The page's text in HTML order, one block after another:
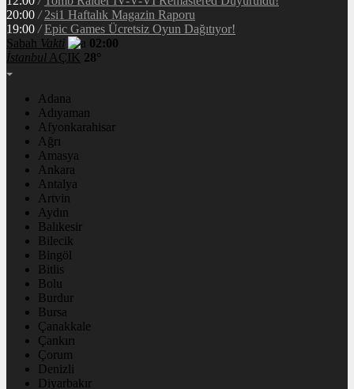
20:00 / 2si1 Haftalık Magazin Raporu
19:00 / Epic Games Ücretsiz Oyun Dağıtıyor!
Sabah Vakti
02:00
İstanbul AÇIK 28°
Adana
Adıyaman
Afyonkarahisar
Ağrı
Amasya
Ankara
Antalya
Artvin
Aydın
Balıkesir
Bilecik
Bingöl
Bitlis
Bolu
Burdur
Bursa
Çanakkale
Çankırı
Çorum
Denizli
Diyarbakır